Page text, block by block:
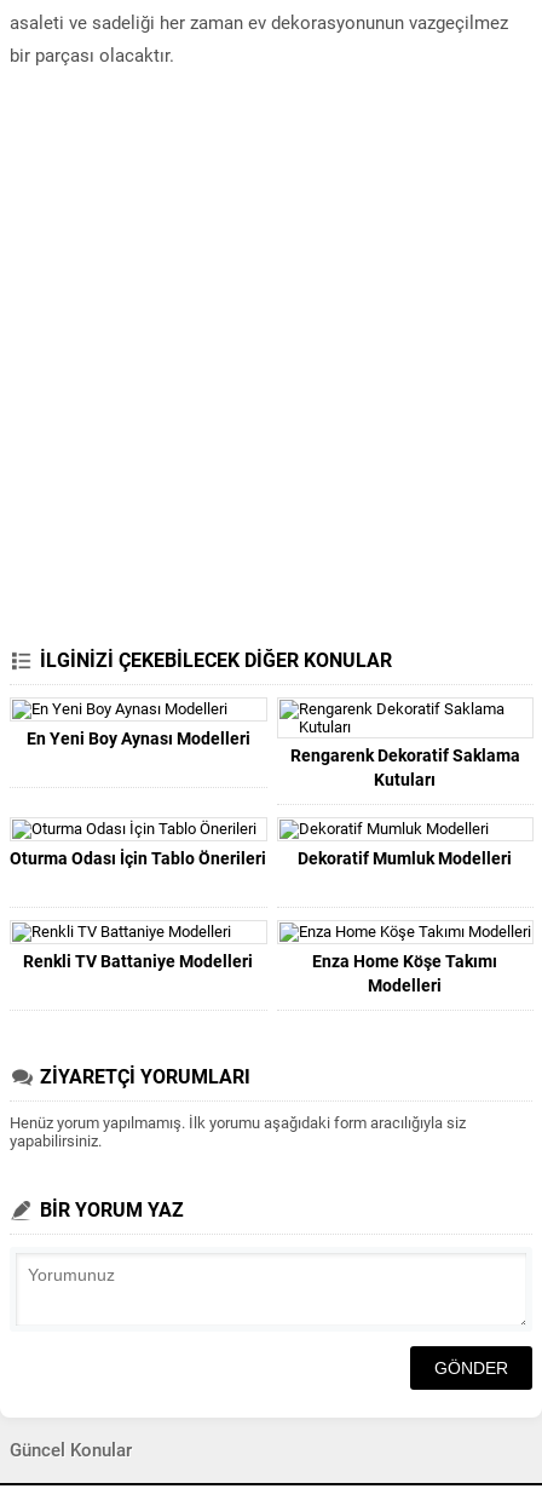
asaleti ve sadeliği her zaman ev dekorasyonunun vazgeçilmez
bir parçası olacaktır.
İLGİNİZİ ÇEKEBİLECEK DİĞER KONULAR
En Yeni Boy Aynası Modelleri
Rengarenk Dekoratif Saklama
Kutuları
Oturma Odası İçin Tablo Önerileri Dekoratif Mumluk Modelleri
Renkli TV Battaniye Modelleri
Enza Home Köşe Takımı
Modelleri
ZİYARETÇİ YORUMLARI
Henüz yorum yapılmamış. İlk yorumu aşağıdaki form aracılığıyla siz
yapabilirsiniz.
BİR YORUM YAZ
Güncel Konular